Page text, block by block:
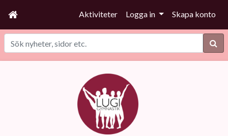
Aktiviteter Logga in Skapa konto
Sök